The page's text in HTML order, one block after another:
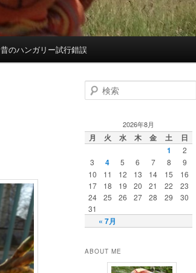
昔のハンガリー試行錯誤
検
索
2026年8月
月 火 水 木 金 土 日
« 7月
1
2
3
4 5 6 7 8
9
10
11 12 13 14 15
16
17
18 19 20 21 22
23
24
25 26 27 28 29
30
31
ABOUT ME